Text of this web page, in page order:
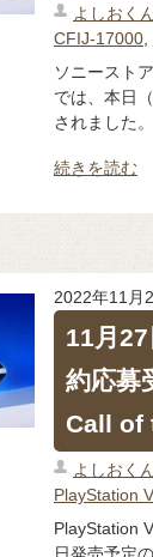
よしおく
CFIJ-17000,
ソニースト
では、本日
されました。
続きを読む
2022年11月
11月
約応募
Call of
よしおく
PlayStation
PlayStation
日発売予定